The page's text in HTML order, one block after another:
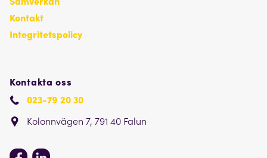
Kontakt
Integritetspolicy
Kontakta oss
023-79 20 30
Kolonnvägen 7, 791 40 Falun